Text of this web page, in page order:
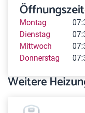
Montag
Dienstag
Mittwoch
Donnerstag
Weitere